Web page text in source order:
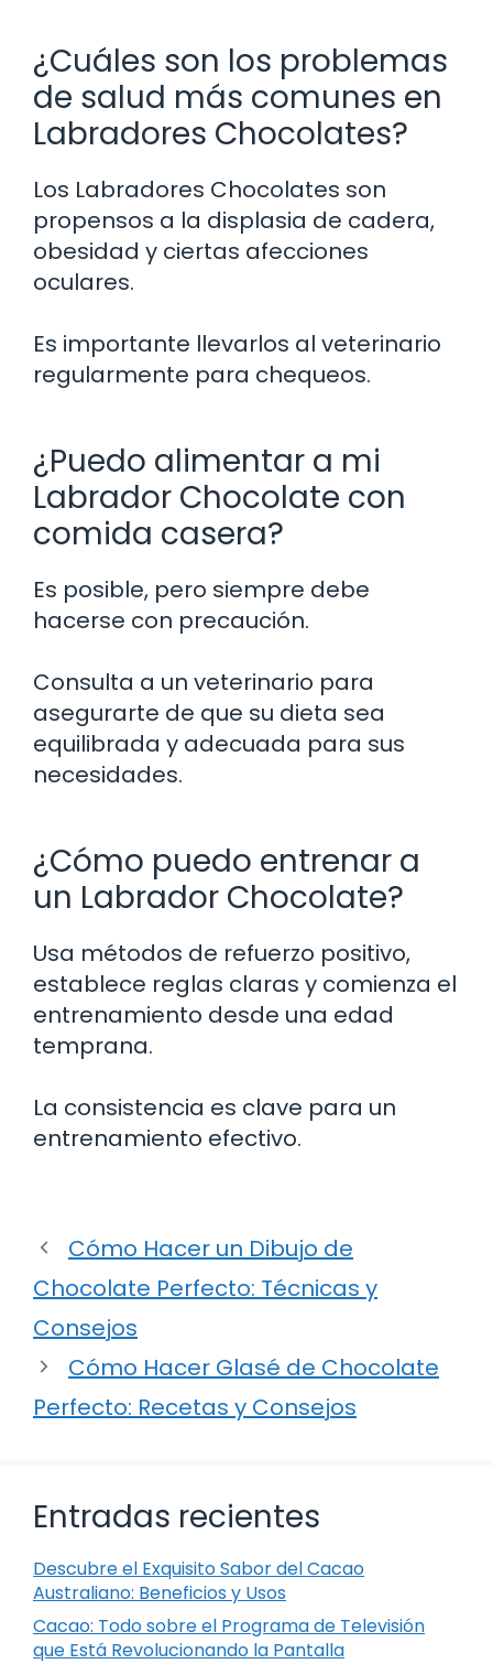
¿Cuáles son los problemas
de salud más comunes en
Labradores Chocolates?
Los Labradores Chocolates son
propensos a la displasia de cadera,
obesidad y ciertas afecciones
oculares.
Es importante llevarlos al veterinario
regularmente para chequeos.
¿Puedo alimentar a mi
Labrador Chocolate con
comida casera?
Es posible, pero siempre debe
hacerse con precaución.
Consulta a un veterinario para
asegurarte de que su dieta sea
equilibrada y adecuada para sus
necesidades.
¿Cómo puedo entrenar a
un Labrador Chocolate?
Usa métodos de refuerzo positivo,
establece reglas claras y comienza el
entrenamiento desde una edad
temprana.
La consistencia es clave para un
entrenamiento efectivo.
Cómo Hacer un Dibujo de
Chocolate Perfecto: Técnicas y
Consejos
Cómo Hacer Glasé de Chocolate
Perfecto: Recetas y Consejos
Entradas recientes
Descubre el Exquisito Sabor del Cacao
Australiano: Beneficios y Usos
Cacao: Todo sobre el Programa de Televisión
que Está Revolucionando la Pantalla